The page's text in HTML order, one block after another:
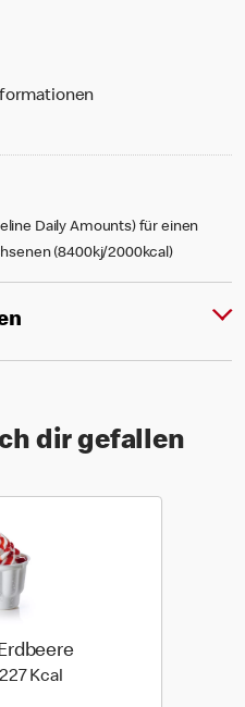
Daily Amounts) für einen
(8400kj/2000kcal)
dir gefallen
Kcal